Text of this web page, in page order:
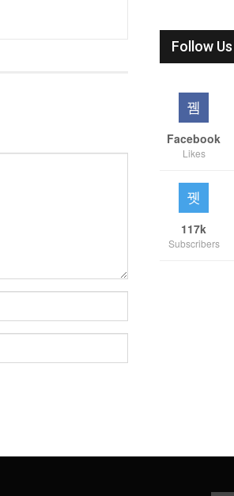
Follow Us
Facebook
Likes
117k
Subscribers